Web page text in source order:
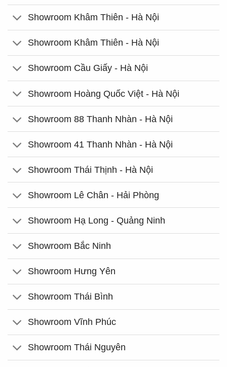
Showroom Khâm Thiên - Hà Nội
Showroom Khâm Thiên - Hà Nội
Showroom Cầu Giấy - Hà Nội
Showroom Hoàng Quốc Việt - Hà Nội
Showroom 88 Thanh Nhàn - Hà Nội
Showroom 41 Thanh Nhàn - Hà Nội
Showroom Thái Thịnh - Hà Nội
Showroom Lê Chân - Hải Phòng
Showroom Hạ Long - Quảng Ninh
Showroom Bắc Ninh
Showroom Hưng Yên
Showroom Thái Bình
Showroom Vĩnh Phúc
Showroom Thái Nguyên